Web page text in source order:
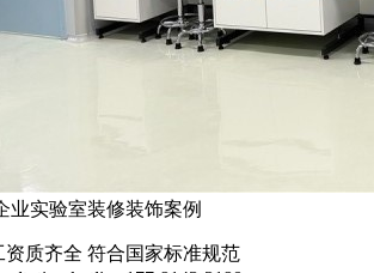
业实验室装修装饰案例
资质齐全 符合国家标准规范